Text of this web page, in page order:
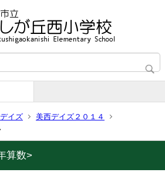
イズ
美西デイズ２０１４
算数>